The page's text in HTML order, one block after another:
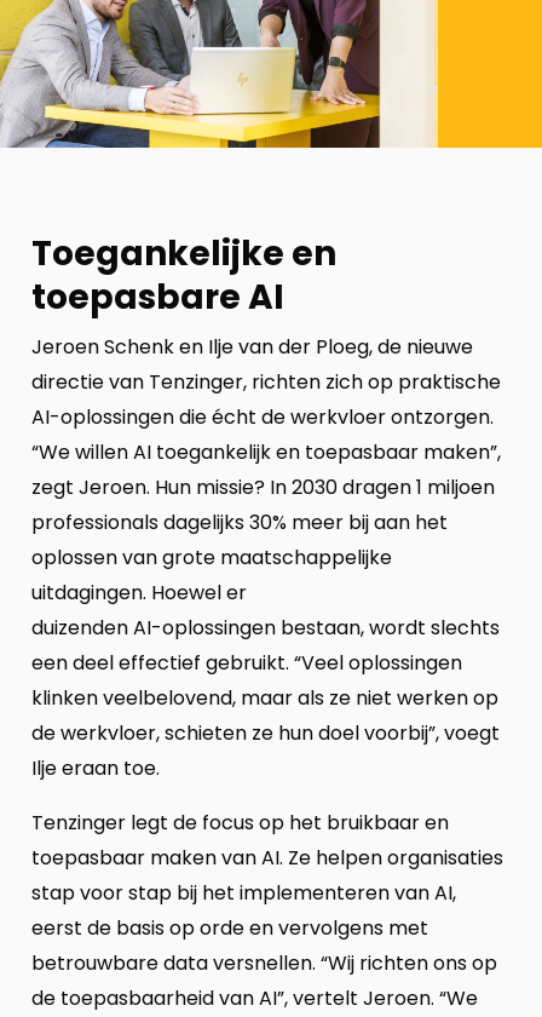
Toegankelijke en
toepasbare AI
Jeroen Schenk en Ilje van der Ploeg, de nieuwe
directie van Tenzinger, richten zich op praktische
AI-oplossingen die écht de werkvloer ontzorgen.
“We willen AI toegankelijk en toepasbaar maken”,
zegt Jeroen. Hun missie? In 2030 dragen 1 miljoen
professionals dagelijks 30% meer bij aan het
oplossen van grote maatschappelijke
uitdagingen. Hoewel er
duizenden AI-oplossingen bestaan, wordt slechts
een deel effectief gebruikt. “Veel oplossingen
klinken veelbelovend, maar als ze niet werken op
de werkvloer, schieten ze hun doel voorbij”, voegt
Ilje eraan toe.
Tenzinger legt de focus op het bruikbaar en
toepasbaar maken van AI. Ze helpen organisaties
stap voor stap bij het implementeren van AI,
eerst de basis op orde en vervolgens met
betrouwbare data versnellen. “Wij richten ons op
de toepasbaarheid van AI”, vertelt Jeroen. “We